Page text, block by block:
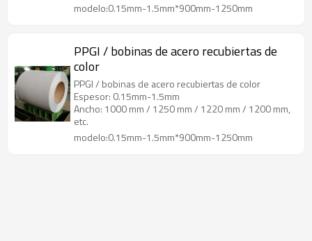
modelo:0.15mm-1.5mm*900mm-1250mm
PPGI / bobinas de acero recubiertas de
color
PPGI / bobinas de acero recubiertas de color
Espesor: 0.15mm-1.5mm
Ancho: 1000 mm / 1250 mm / 1220 mm / 1200 mm,
etc.
modelo:0.15mm-1.5mm*900mm-1250mm